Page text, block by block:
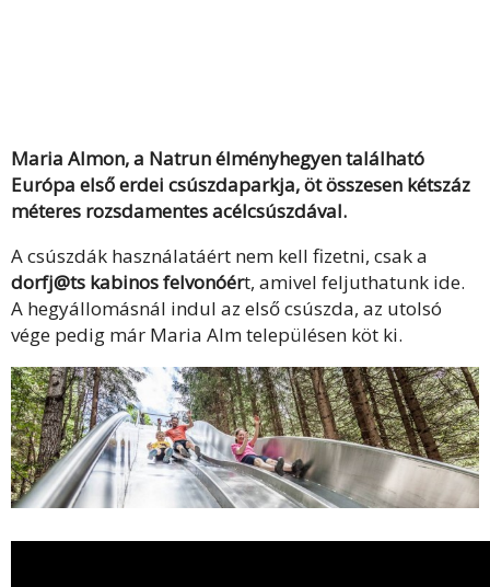
Maria Almon, a Natrun élményhegyen található
Európa első erdei csúszdaparkja, öt összesen kétszáz
méteres rozsdamentes acélcsúszdával.
A csúszdák használatáért nem kell fizetni, csak a
dorfj@ts kabinos felvonóért, amivel feljuthatunk ide.
A hegyállomásnál indul az első csúszda, az utolsó
vége pedig már Maria Alm településen köt ki.